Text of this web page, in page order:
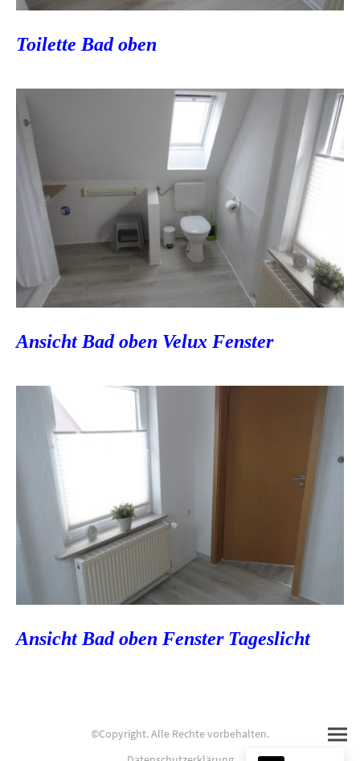
Toilette Bad oben
Ansicht Bad oben Velux Fenster
Ansicht Bad oben Fenster Tageslicht
©Copyright. Alle Rechte vorbehalten.